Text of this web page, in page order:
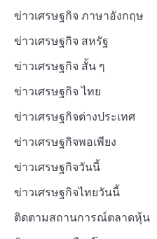
ข่าวเศรษฐกิจ ภาษาอังกฤษ
ข่าวเศรษฐกิจ สหรัฐ
ข่าวเศรษฐกิจ สั้น ๆ
ข่าวเศรษฐกิจ ไทย
ข่าวเศรษฐกิจต่างประเทศ
ข่าวเศรษฐกิจพอเพียง
ข่าวเศรษฐกิจวันนี้
ข่าวเศรษฐกิจไทยวันนี้
ติดตามสถานการณ์ตลาดหุ้น